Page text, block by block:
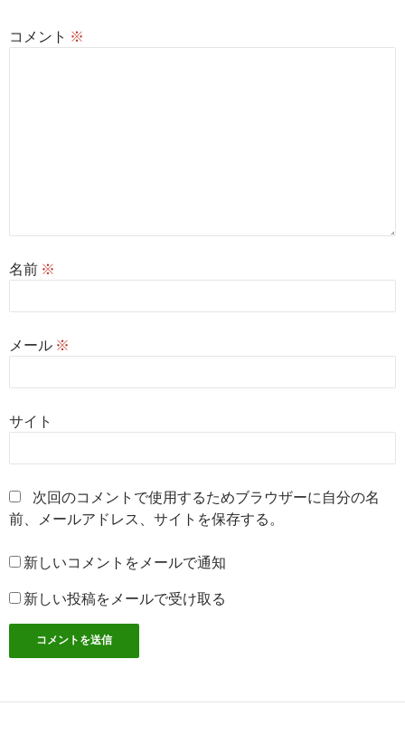
コメント ※
名前 ※
メール ※
サイト
次回のコメントで使用するためブラウザーに自分の名
前、メールアドレス、サイトを保存する。
新しいコメントをメールで通知
新しい投稿をメールで受け取る